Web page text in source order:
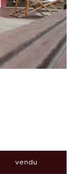
vendu